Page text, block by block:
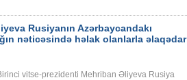
Rusiyanın Azərbaycandakı
nəticəsində həlak olanlarla əlaqədar
vitse-prezidenti Mehriban Əliyeva Rusiya